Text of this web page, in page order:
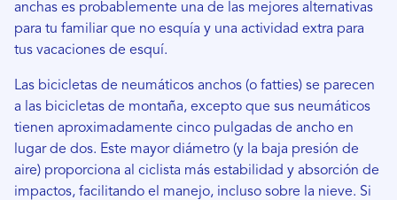
anchas es probablemente una de las mejores alternativas
para tu familiar que no esquía y una actividad extra para
tus vacaciones de esquí.
Las bicicletas de neumáticos anchos (o fatties) se parecen
a las bicicletas de montaña, excepto que sus neumáticos
tienen aproximadamente cinco pulgadas de ancho en
lugar de dos. Este mayor diámetro (y la baja presión de
aire) proporciona al ciclista más estabilidad y absorción de
impactos, facilitando el manejo, incluso sobre la nieve. Si